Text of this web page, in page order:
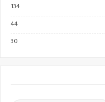
134
44
30